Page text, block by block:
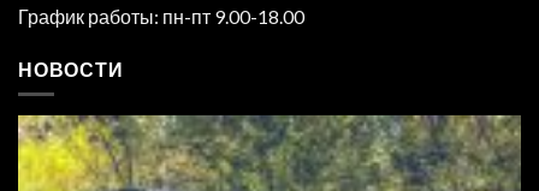
График работы: пн-пт 9.00-18.00
НОВОСТИ